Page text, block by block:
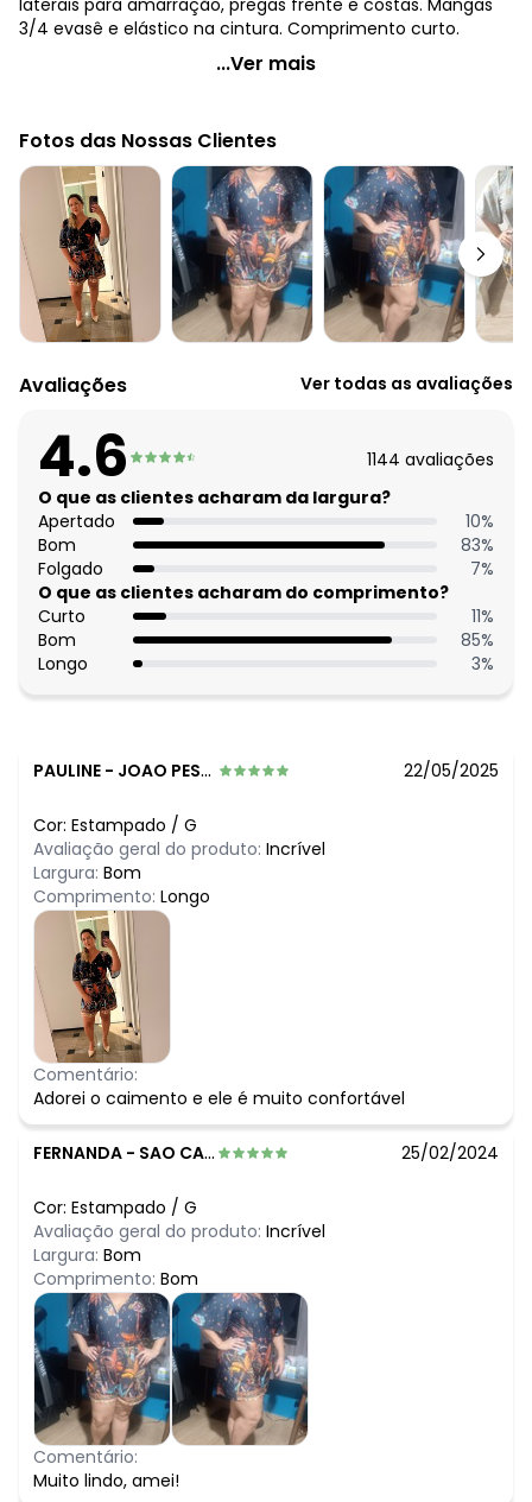
laterais para amarração, pregas frente e costas. Mangas
3/4 evasê e elástico na cintura. Comprimento curto.
Quintess - Macaquinho Barrado Marinho com Decote V
Modelagem: Solto
Comprimento da manga: 3/4
Modelo da manga: Evasê
Decote frente: V
Complemento: Detalhe para amarrar
Tecido: Malha crepe
Composição: Conforme imagem etiqueta
Histórico de preços
algum dia do mês, para o menor tamanho disponível.
agosto/2026
R$ 79,99
julho/2026
junho/2026 R$ 66,99
maio/2026 R$ 86,99
abril/2026
março/2026 R$ 81,99
fevereiro/2026 R$ 81,99
...Ver mais
Fotos das Nossas Clientes
Avaliações Ver todas as avaliações
4.6 1144 avaliações
O que as clientes acharam da largura?
Apertado
10%
Bom
83%
Folgado
7%
O que as clientes acharam do comprimento?
Curto
11%
Bom
85%
Longo
3%
PAULINE - JOAO PESSOA - PB 22/05/2025
Cor: Estampado / G
Avaliação geral do produto: Incrível
Largura: Bom
Comprimento: Longo
Comentário:
Adorei o caimento e ele é muito confortável
FERNANDA - SAO CAETANO DO SUL - SP 25/02/2024
Cor: Estampado / G
Avaliação geral do produto: Incrível
Largura: Bom
Comprimento: Bom
Comentário:
Muito lindo, amei!